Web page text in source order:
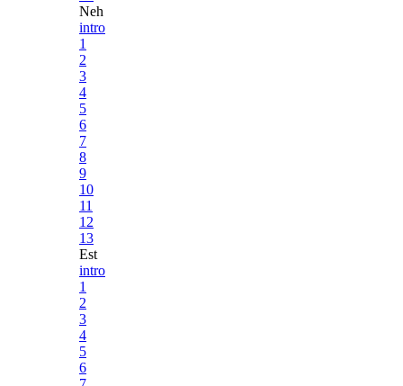
Neh
intro
1
2
3
4
5
6
7
8
9
10
11
12
13
Est
intro
1
2
3
4
5
6